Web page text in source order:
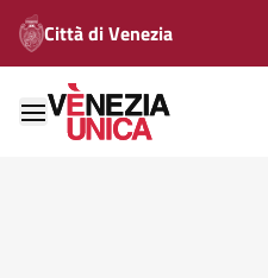
Città di Venezia